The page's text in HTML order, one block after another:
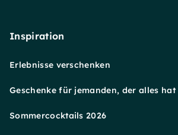
Inspiration
Erlebnisse verschenken
Geschenke für jemanden, der alles hat
Sommercocktails 2026